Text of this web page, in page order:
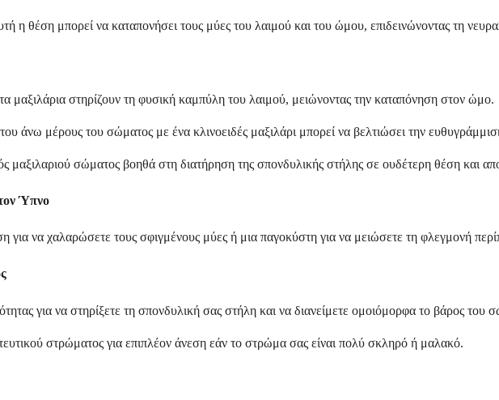
η θέση μπορεί να καταπονήσει τους μύες του λαιμού και του ώμου, επιδεινώνοντας τη
μαξιλάρια στηρίζουν τη φυσική καμπύλη του λαιμού, μειώνοντας την καταπόνηση στον ώμο.
άνω μέρους του σώματος με ένα κλινοειδές μαξιλάρι μπορεί να βελτιώσει την
μαξιλαριού σώματος βοηθά στη διατήρηση της σπονδυλικής στήλης σε ουδέτερη θέση και
Ύπνο
για να χαλαρώσετε τους σφιγμένους μύες ή μια παγοκύστη για να μειώσετε τη φλεγμονή
για να στηρίξετε τη σπονδυλική σας στήλη και να διανείμετε ομοιόμορφα το βάρος του
στρώματος για επιπλέον άνεση εάν το στρώμα σας είναι πολύ σκληρό ή μαλακό.